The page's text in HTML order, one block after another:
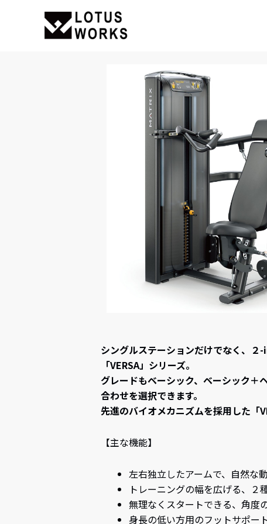
シングルステーションだけでなく、２
「VERSA」シリーズ。
グレードもベーシック、ベーシック＋
合わせを選択できます。
先進のバイオメカニズムを採用した「
【主な機能】
左右独立したアームで、自然な
トレーニングの幅を広げる、２
無理なくスタートできる、角度
身長の低い方用のフットサポー